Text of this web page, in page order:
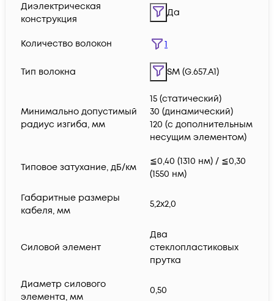
Диэлектрическая
конструкция
Да
Количество волокон 1
Тип волокна SM (G.657.A1)
Минимально допустимый
радиус изгиба, мм
15 (статический)
30 (динамический)
120 (с дополнительным
несущим элементом)
Типовое затухание, дБ/км
≦0,40 (1310 нм) / ≦0,30
(1550 нм)
Габаритные размеры
кабеля, мм
5,2х2,0
Силовой элемент
Два
стеклопластиковых
прутка
Диаметр силового
элемента, мм
0,50